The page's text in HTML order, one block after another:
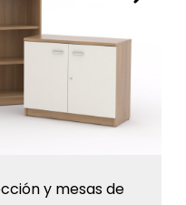
y mesas de